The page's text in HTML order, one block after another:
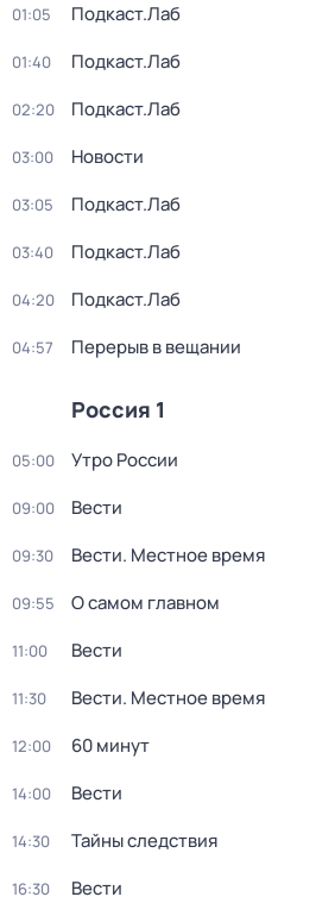
01:05 Подкаст.Лаб
01:40 Подкаст.Лаб
02:20 Подкаст.Лаб
03:00 Новости
03:05 Подкаст.Лаб
03:40 Подкаст.Лаб
04:20 Подкаст.Лаб
04:57 Перерыв в вещании
Россия 1
05:00 Утро России
09:00 Вести
09:30 Вести. Местное время
09:55 О самом главном
11:00 Вести
11:30 Вести. Местное время
12:00 60 минут
14:00 Вести
14:30 Тайны следствия
16:30 Вести